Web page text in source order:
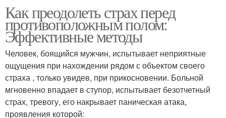
Как преодолеть страх перед
противоположным полом:
Эффективные методы
Человек, боящийся мужчин, испытывает неприятные
ощущения при нахождении рядом с объектом своего
страха , только увидев, при прикосновении. Больной
мгновенно впадает в ступор, испытывает безотчетный
страх, тревогу, его накрывает паническая атака,
проявления которой: